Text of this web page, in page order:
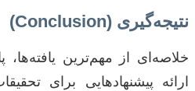
نتیجه‌گیری (Conclusion)
خلاصه‌ای از مهم‌ترین
ارائه پیشنهادهایی برای